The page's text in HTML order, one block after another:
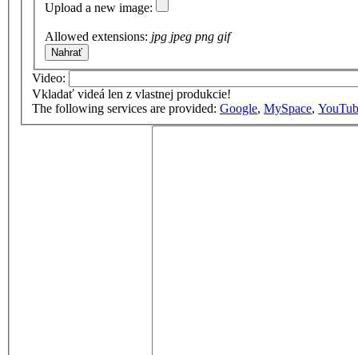
Upload a new image:
Allowed extensions: jpg jpeg png gif
Video:
Vkladať videá len z vlastnej produkcie!
The following services are provided: Google, MySpace,